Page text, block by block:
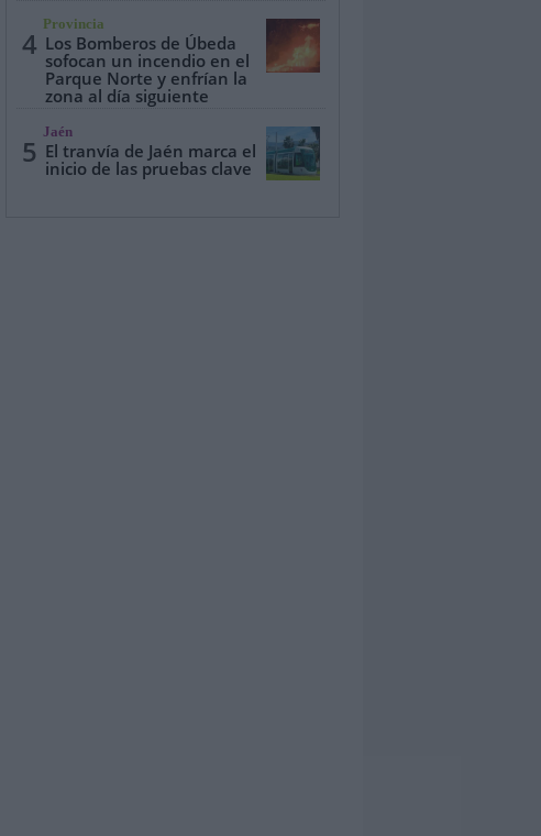
4
Provincia
Los Bomberos de Úbeda
sofocan un incendio en el
Parque Norte y enfrían la
zona al día siguiente
5
Jaén
El tranvía de Jaén marca el
inicio de las pruebas clave